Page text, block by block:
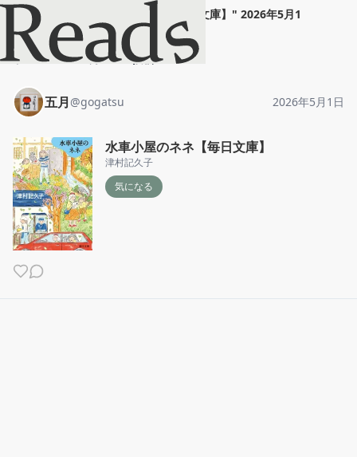
水車小屋のネネ【毎日文庫】 " 2026年5月1
日
ホーム
五月 投稿
五月 @gogatsu 2026年5月1日
水車小屋のネネ【毎日文庫】
津村記久子
気になる